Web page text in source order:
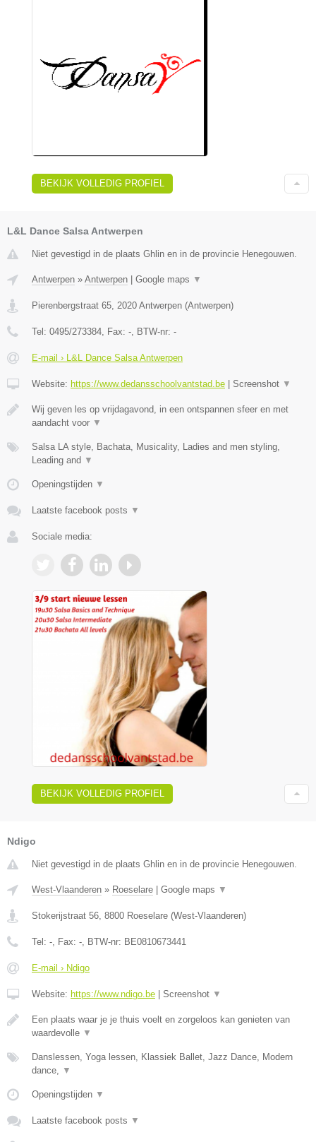
BEKIJK VOLLEDIG PROFIEL
L&L Dance Salsa Antwerpen
Niet gevestigd in de plaats Ghlin en in de provincie Henegouwen.
Antwerpen » Antwerpen | Google maps ▼
Pierenbergstraat 65 2020 Antwerpen (Antwerpen)
Tel: 0495/273384 , Fax: - , BTW-nr: -
E-mail › L&L Dance Salsa Antwerpen
Website: https://www.dedansschoolvantstad.be | Screenshot ▼
Wij geven les op vrijdagavond, in een ontspannen sfeer en met
aandacht voor ▼
Salsa LA style, Bachata, Musicality, Ladies and men styling,
Leading and ▼
Openingstijden ▼
Laatste facebook posts ▼
Sociale media:
BEKIJK VOLLEDIG PROFIEL
Ndigo
Niet gevestigd in de plaats Ghlin en in de provincie Henegouwen.
West-Vlaanderen » Roeselare | Google maps ▼
Stokerijstraat 56 8800 Roeselare (West-Vlaanderen)
Tel: - , Fax: - , BTW-nr: BE0810673441
E-mail › Ndigo
Website: https://www.ndigo.be | Screenshot ▼
Een plaats waar je je thuis voelt en zorgeloos kan genieten van
waardevolle ▼
Danslessen, Yoga lessen, Klassiek Ballet, Jazz Dance, Modern
dance,
▼
Openingstijden ▼
Laatste facebook posts ▼